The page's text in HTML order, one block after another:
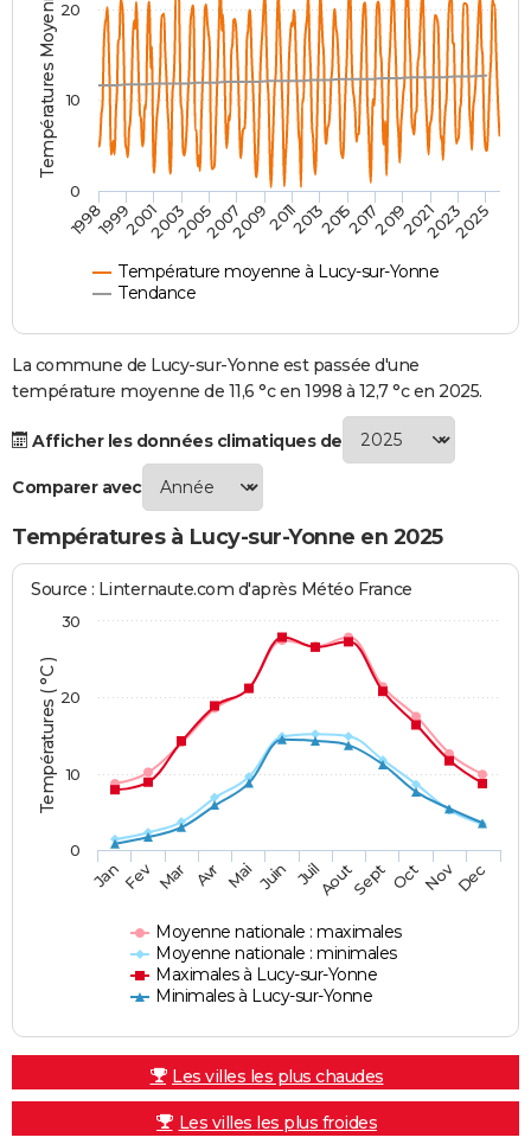
Destinations
City break
Voyage nature
Voyage de noces
Forum
Climat
PHOTO
GUIDES D'ACHAT
BONS PLANS
CARTE DE VOEUX
Carte de Noël
Carte Bonne année
Carte Saint-Valentin
Carte Pâques
Carte d'anniversaire
DICTIONNAIRE
PROGRAMME TV
S'inscrire
Se connecter
Lycées
Collèges
Primaires
Universités
Entreprises
Service militaire
Avis de recherche
AVIS DE DÉCÈS
Températures Moyennes ( °C )
Température moyenne à Lucy-sur-Yonne
Tendance
199819992001200320052007200920112013201520172019202120232025
0
10
20
La commune de Lucy-sur-Yonne est passée d'une
température moyenne de 11,6 °c en 1998 à 12,7 °c en 2025.
Afficher les données climatiques de
Comparer avec
Températures à Lucy-sur-Yonne en 2025
Températures ( °C )
Source : Linternaute.com d'après Météo France
Moyenne nationale : maximales
Moyenne nationale : minimales
Maximales à Lucy-sur-Yonne
Minimales à Lucy-sur-Yonne
JanFev Mar Avr Mai Juin JuilAoutSept OctNovDec
0
10
20
30
Les villes les plus chaudes
Les villes les plus froides